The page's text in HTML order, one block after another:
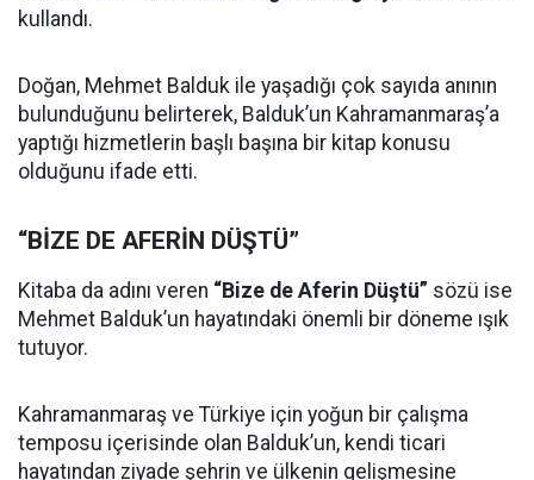
kullandı.
Doğan, Mehmet Balduk ile yaşadığı çok sayıda anının
bulunduğunu belirterek, Balduk’un Kahramanmaraş’a
yaptığı hizmetlerin başlı başına bir kitap konusu
olduğunu ifade etti.
“BİZE DE AFERİN DÜŞTÜ”
Kitaba da adını veren “Bize de Aferin Düştü” sözü ise
Mehmet Balduk’un hayatındaki önemli bir döneme ışık
tutuyor.
Kahramanmaraş ve Türkiye için yoğun bir çalışma
temposu içerisinde olan Balduk’un, kendi ticari
hayatından ziyade şehrin ve ülkenin gelişmesine